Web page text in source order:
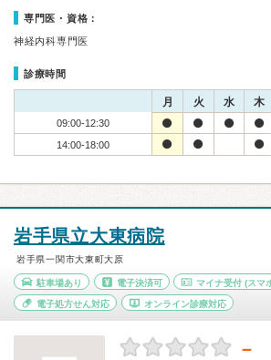
専門医・資格：
神経内科専門医
診療時間
月 火 水 木
09:00-12:30
14:00-18:00
岩手県立大東病院
岩手県一関市大東町大原
駐車場あり 電子決済可 マイナ受付 (スマ
電子処方せん対応 オンライン診療対応
－